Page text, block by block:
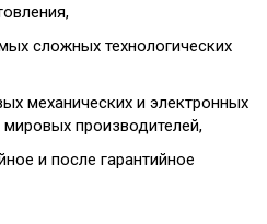
сложных технологических
механических и электронных
производителей,
и после гарантийное